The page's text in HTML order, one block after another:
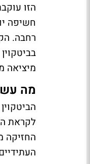
הזו
חשיפה
מיציאה
מה
לקראת
החזיקה